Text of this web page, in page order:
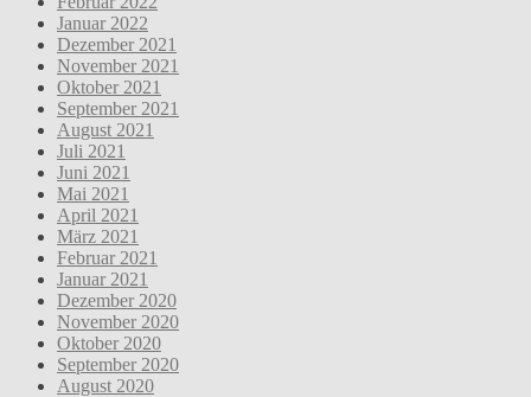
Januar 2022
Dezember 2021
November 2021
Oktober 2021
September 2021
August 2021
Juli 2021
Juni 2021
Mai 2021
April 2021
März 2021
Februar 2021
Januar 2021
Dezember 2020
November 2020
Oktober 2020
September 2020
August 2020